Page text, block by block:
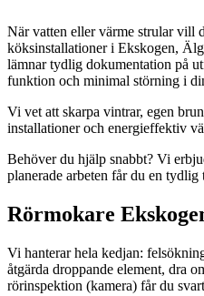
När vatten eller värme strular vill
köksinstallationer i Ekskogen,
lämnar tydlig dokumentation på
funktion och minimal störning i
Vi vet att skarpa vintrar, egen
installationer och energieffektiv
Behöver du hjälp snabbt? Vi
planerade arbeten får du en
Rörmokare
Vi hanterar hela kedjan:
åtgärda droppande element, dra
rörinspektion (kamera) får du